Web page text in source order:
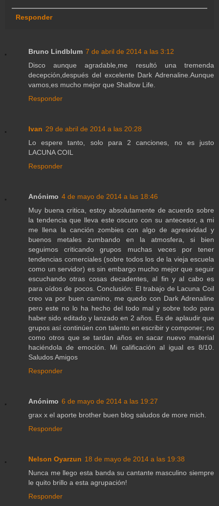
Responder
Bruno Lindblum 7 de abril de 2014 a las 3:12
Disco aunque agradable,me resultó una tremenda
decepción,después del excelente Dark Adrenaline.Aunque
vamos,es mucho mejor que Shallow Life.
Responder
Ivan 29 de abril de 2014 a las 20:28
Lo espere tanto, solo para 2 canciones, no es justo
LACUNA COIL
Responder
Anónimo 4 de mayo de 2014 a las 18:46
Muy buena critica, estoy absolutamente de acuerdo sobre
la tendencia que lleva este oscuro con su antecesor, a mi
me llena la canción zombies con algo de agresividad y
buenos metales zumbando en la atmosfera, si bien
seguimos criticando grupos muchas veces por tener
tendencias comerciales (sobre todos los de la vieja escuela
como un servidor) es sin embargo mucho mejor que seguir
escuchando otras cosas decadentes, al fin y al cabo es
para oídos de pocos. Conclusión: El trabajo de Lacuna Coil
creo va por buen camino, me quedo con Dark Adrenaline
pero este no lo ha hecho del todo mal y sobre todo para
haber sido editado y lanzado en 2 años. Es de aplaudir que
grupos así continúen con talento en escribir y componer; no
como otros que se tardan años en sacar nuevo material
haciéndola de emoción. Mi calificación al igual es 8/10.
Saludos Amigos
Responder
Anónimo 6 de mayo de 2014 a las 19:27
grax x el aporte brother buen blog saludos de more mich.
Responder
Nelson Oyarzun 18 de mayo de 2014 a las 19:38
Nunca me llego esta banda su cantante masculino siempre
le quito brillo a esta agrupación!
Responder